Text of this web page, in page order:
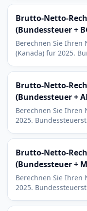
Eigenes
Brutto-Netto-
(Bundessteuer +
Berechnen Sie Ihren
(Kanada) fur 2025.
RRSP.
Brutto-Netto-
(Bundessteuer +
Berechnen Sie Ihren
2025.
vorteilhafteste
Brutto-Netto-
(Bundessteuer +
Berechnen Sie Ihren
2025.